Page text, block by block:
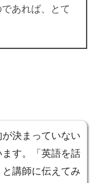
あれば、とて
決まっていない
す。「英語を話
講師に伝えてみ